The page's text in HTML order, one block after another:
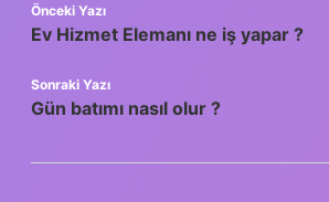
Önceki Yazı
Ev Hizmet Elemanı ne iş yapar ?
Sonraki Yazı
Gün batımı nasıl olur ?